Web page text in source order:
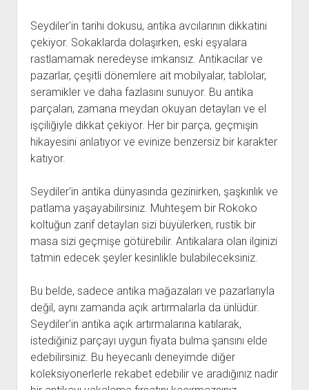
Seydiler'in tarihi dokusu, antika avcılarının dikkatini
çekiyor. Sokaklarda dolaşırken, eski eşyalara
rastlamamak neredeyse imkansız. Antikacılar ve
pazarlar, çeşitli dönemlere ait mobilyalar, tablolar,
seramikler ve daha fazlasını sunuyor. Bu antika
parçaları, zamana meydan okuyan detayları ve el
işçiliğiyle dikkat çekiyor. Her bir parça, geçmişin
hikayesini anlatıyor ve evinize benzersiz bir karakter
katıyor.
Seydiler'in antika dünyasında gezinirken, şaşkınlık ve
patlama yaşayabilirsiniz. Muhteşem bir Rokoko
koltuğun zarif detayları sizi büyülerken, rustik bir
masa sizi geçmişe götürebilir. Antikalara olan ilginizi
tatmin edecek şeyler kesinlikle bulabileceksiniz.
Bu belde, sadece antika mağazaları ve pazarlarıyla
değil, aynı zamanda açık artırmalarla da ünlüdür.
Seydiler'in antika açık artırmalarına katılarak,
istediğiniz parçayı uygun fiyata bulma şansını elde
edebilirsiniz. Bu heyecanlı deneyimde diğer
koleksiyonerlerle rekabet edebilir ve aradığınız nadir